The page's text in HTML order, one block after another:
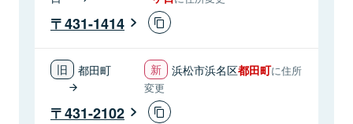
431-1414
都田町 浜松市浜名区都田町に住所
変更
431-2102